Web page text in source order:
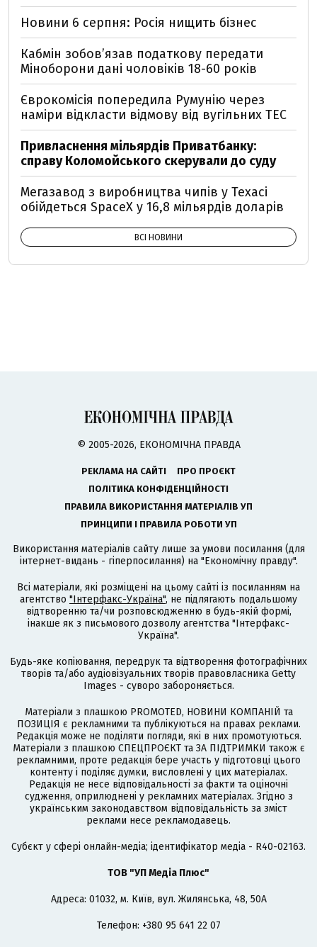
Новини 6 серпня: Росія нищить бізнес
Кабмін зобовʼязав податкову передати
Міноборони дані чоловіків 18-60 років
Єврокомісія попередила Румунію через
наміри відкласти відмову від вугільних ТЕС
Привласнення мільярдів Приватбанку:
справу Коломойського скерували до суду
Мегазавод з виробництва чипів у Техасі
обійдеться SpaceX у 16,8 мільярдів доларів
ВСІ НОВИНИ
© 2005-2026, ЕКОНОМІЧНА ПРАВДА
РЕКЛАМА НА САЙТІ
ПРО ПРОЄКТ
ПОЛІТИКА КОНФІДЕНЦІЙНОСТІ
ПРАВИЛА ВИКОРИСТАННЯ МАТЕРІАЛІВ УП
ПРИНЦИПИ І ПРАВИЛА РОБОТИ УП
Використання матеріалів сайту лише за умови посилання (для
інтернет-видань - гіперпосилання) на "Економічну правду".
Всі матеріали, які розміщені на цьому сайті із посиланням на
агентство "Інтерфакс-Україна", не підлягають подальшому
відтворенню та/чи розповсюдженню в будь-якій формі,
інакше як з письмового дозволу агентства "Інтерфакс-
Україна".
Будь-яке копіювання, передрук та відтворення фотографічних
творів та/або аудіовізуальних творів правовласника Getty
Images - суворо забороняється.
Матеріали з плашкою PROMOTED, НОВИНИ КОМПАНІЙ та
ПОЗИЦІЯ є рекламними та публікуються на правах реклами.
Редакція може не поділяти погляди, які в них промотуються.
Матеріали з плашкою СПЕЦПРОЄКТ та ЗА ПІДТРИМКИ також є
рекламними, проте редакція бере участь у підготовці цього
контенту і поділяє думки, висловлені у цих матеріалах.
Редакція не несе відповідальності за факти та оціночні
судження, оприлюднені у рекламних матеріалах. Згідно з
українським законодавством відповідальність за зміст
реклами несе рекламодавець.
Cубєкт у сфері онлайн-медіа; ідентифікатор медіа - R40-02163.
ТОВ "УП Медіа Плюс"
Адреса: 01032, м. Київ, вул. Жилянська, 48, 50А
Телефон: +380 95 641 22 07